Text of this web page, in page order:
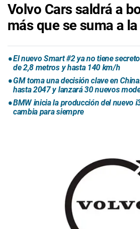
Volvo Cars saldrá a
más que se suma a
El nuevo Smart #2 ya no tiene
de 2,8 metros y hasta 140 km/h
GM toma una decisión clave en
hasta 2047 y lanzará 30 nuevos
BMW inicia la producción del nuevo
cambia para siempre